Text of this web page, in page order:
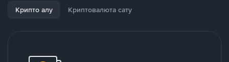
Крипто алу Криптовалюта сату